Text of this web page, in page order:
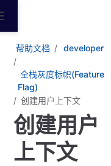
帮助文档 developer
全栈灰度标帜(Feature
Flag)
创建用户上下文
创建用户
上下文